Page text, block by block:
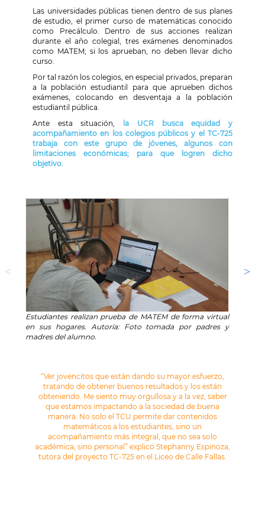
Las universidades públicas tienen dentro de sus planes
de estudio, el primer curso de matemáticas conocido
como Precálculo . Dentro de sus acciones realizan
durante el año colegial, tres exámenes denominados
como MATEM; si los aprueban, no deben llevar dicho
curso.
Por tal razón los colegios, en especial privados, preparan
a la población estudiantil para que aprueben dichos
exámenes, colocando en desventaja a la población
estudiantil pública.
Ante esta situación,
la UCR busca equidad y
acompañamiento en los colegios públicos y el TC-725
trabaja con este grupo de jóvenes, algunos con
limitaciones económicas; para que logren dicho
objetivo.
Estudiantes realizan prueba de MATEM de forma virtual
en sus hogares. Autoría: Foto tomada por padres y
madres del alumno.
“Ver jovencitos que están dando su mayor esfuerzo,
tratando de obtener buenos resultados y los están
obteniendo. Me siento muy orgullosa y a la vez, saber
que estamos impactando a la sociedad de buena
manera. No solo el TCU permite dar contenidos
matemáticos a los estudiantes, sino un
acompañamiento más integral, que no sea solo
académica, sino personal” explicó Stephanny Espinoza,
tutora del proyecto TC-725 en el Liceo de Calle Fallas.